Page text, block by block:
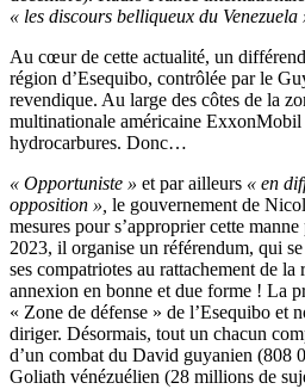
« les discours belliqueux du Venezuela
Au cœur de cette actualité, un
région d’Esequibo, contrôlée par le
revendique. Au large des côtes de la
multinationale américaine
hydrocarbures. Donc…
« Opportuniste » et par ailleurs « en
opposition », le gouvernement de
mesures pour s’approprier cette
2023, il organise un référendum, qui
ses compatriotes au rattachement de
annexion en bonne et due forme ! La
« Zone de défense » de l’Esequibo et
diriger. Désormais, tout un chacun
d’un combat du David guyanien (808
Goliath vénézuélien (28 millions de